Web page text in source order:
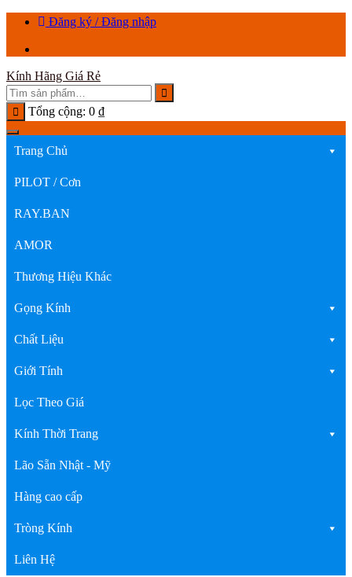
Chuyển
dung
Đăng ký / Đăng nhập
Kính Hãng Giá Rẻ
Tổng cộng: 0 ₫
Trang Chủ
PILOT / Cơn
RAY.BAN
AMOR
Thương Hiệu Khác
Gọng Kính
Chất Liệu
Giới Tính
Lọc Theo Giá
Kính Thời Trang
Lão Sẵn Nhật - Mỹ
Hàng cao cấp
Tròng Kính
Liên Hệ